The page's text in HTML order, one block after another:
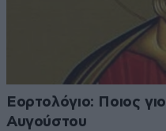
Εορτολόγιο: Ποιος
Αυγούστου